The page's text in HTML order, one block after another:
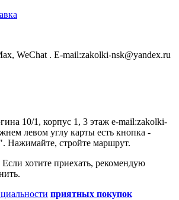
WeChat . E-mail:zakolki-nsk@yandex.ru
10/1, корпус 1, 3 этаж e-mail:zakolki-
левом углу карты есть кнопка -
стройте маршрут.
хотите приехать, рекомендую
приятных покупок